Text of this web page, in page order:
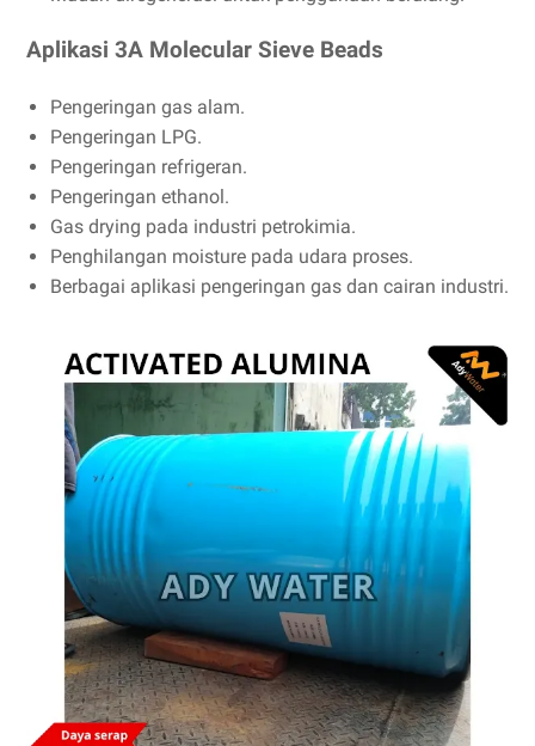
Aplikasi 3A Molecular Sieve Beads
Pengeringan gas alam.
Pengeringan LPG.
Pengeringan refrigeran.
Pengeringan ethanol.
Gas drying pada industri petrokimia.
Penghilangan moisture pada udara proses.
Berbagai aplikasi pengeringan gas dan cairan industri.